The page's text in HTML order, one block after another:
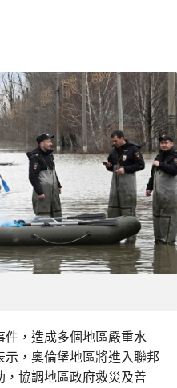
，造成多個地區嚴重水
，奧倫堡地區將進入聯邦
，協調地區政府救災及善